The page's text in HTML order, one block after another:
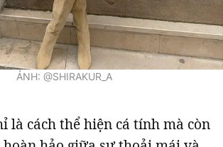
ẢNH: @SHIRAKUR_A
là cách thể hiện cá tính mà còn